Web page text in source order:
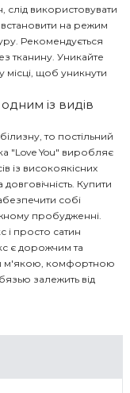
використовувати
на режим
Рекомендується
тканину. Уникайте
щоб уникнути
із видів
то постільний
"Love You" виробляє
із високоякісних
довговічність. Купити
собі
пробудженні.
і просто сатин
є дорожчим та
м'якою, комфортною
залежить від